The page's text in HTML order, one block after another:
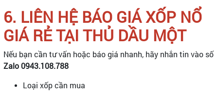
6. LIÊN HỆ BÁO GIÁ XỐP NỔ
GIÁ RẺ TẠI THỦ DẦU MỘT
Nếu bạn cần tư vấn hoặc báo giá nhanh, hãy nhắn tin vào số
Zalo 0943.108.788
Loại xốp cần mua